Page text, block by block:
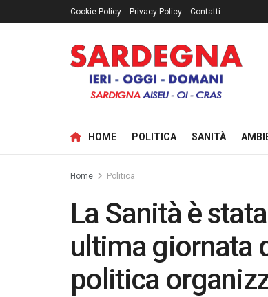
Cookie Policy Privacy Policy Contatti
HOME POLITICA SANITÀ
Home Politica
La Sanità è
ultima giornata
politica